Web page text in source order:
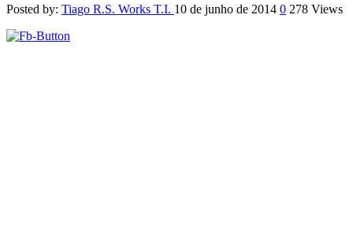
Posted by: Tiago R.S. Works T.I. 10 de junho de 2014 0 278 Views